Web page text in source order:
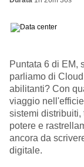
Puntata 6 di EM,
parliamo di
abilitanti? Con
viaggio
sistemi distribuiti,
potere e
ancora da
digitale.